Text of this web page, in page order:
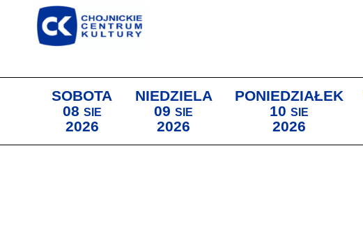
SOBOTA
08 SIE
2026
NIEDZIELA
09 SIE
2026
PONIEDZIAŁEK
10 SIE
2026